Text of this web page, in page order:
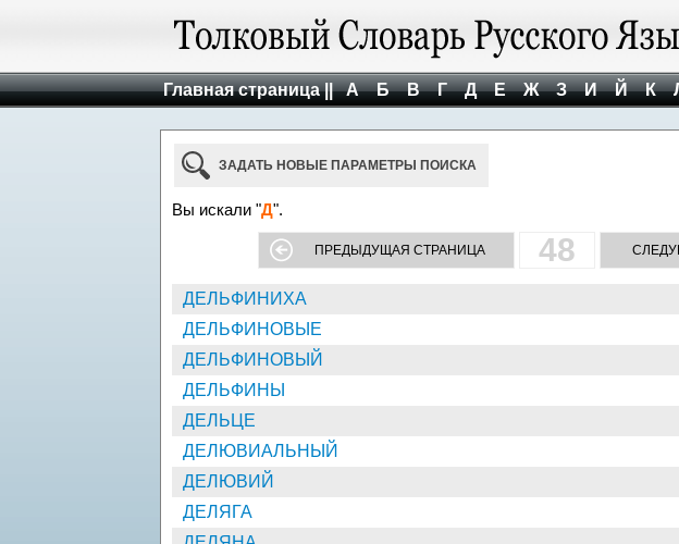
Главная страница || А Б В Г Д Е Ж З И Й К
ЗАДАТЬ НОВЫЕ ПАРАМЕТРЫ ПОИСКА
Вы искали "Д".
ПРЕДЫДУЩАЯ СТРАНИЦА 48
ДЕЛЬФИНИХА
ДЕЛЬФИНОВЫЕ
ДЕЛЬФИНОВЫЙ
ДЕЛЬФИНЫ
ДЕЛЬЦЕ
ДЕЛЮВИАЛЬНЫЙ
ДЕЛЮВИЙ
ДЕЛЯГА